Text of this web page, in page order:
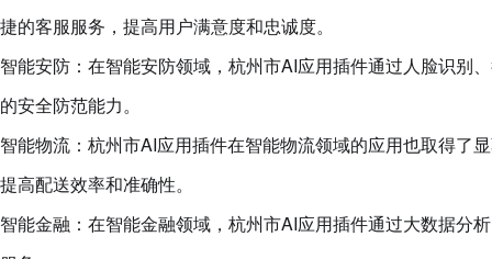
捷的客服服务，提高用户满意度和忠诚度。
智能安防：在智能安防领域，杭州市AI应用插件通过人脸识别
的安全防范能力。
智能物流：杭州市AI应用插件在智能物流领域的应用也取得了
提高配送效率和准确性。
智能金融：在智能金融领域，杭州市AI应用插件通过大数据分